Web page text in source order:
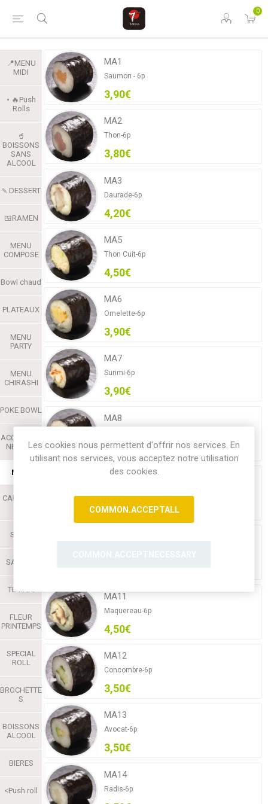
0
📍MENU
MIDI
• 🔥Push
Rolls
🥤
BOISSONS
SANS
ALCOOL
🍡DESSERT
🍱RAMEN
MENU
COMPOSE
Bowl chaud
PLATEAUX
MENU
PARTY
MENU
CHIRASHI
POKE BOWL
ACCOMPAG
NEMENT
MAKI
CALIFORNI
SUSHI
SASHIMI
TEMAKI
FLEUR
PRINTEMPS
SPECIAL
ROLL
BROCHETTE
S
BOISSONS
ALCOOL
BIERES
<Push roll
MA1
Saumon - 6p
3,90€
MA2
Thon-6p
3,80€
MA3
Daurade-6p
4,20€
MA5
Thon Cuit-6p
4,50€
MA6
Omelette-6p
3,90€
MA7
Surimi-6p
3,90€
MA8
6,50€
MA9
6,80€
MA11
Maquereau-6p
4,50€
MA12
Concombre-6p
3,50€
MA13
Avocat-6p
3,50€
MA14
Radis-6p
Les cookies nous permettent d'offrir nos services. En
utilisant nos services, vous acceptez notre utilisation
des cookies.
COMMON.ACCEPTALL